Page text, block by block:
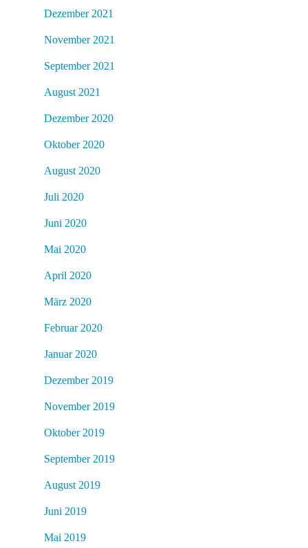
Dezember 2021
November 2021
September 2021
August 2021
Dezember 2020
Oktober 2020
August 2020
Juli 2020
Juni 2020
Mai 2020
April 2020
März 2020
Februar 2020
Januar 2020
Dezember 2019
November 2019
Oktober 2019
September 2019
August 2019
Juni 2019
Mai 2019